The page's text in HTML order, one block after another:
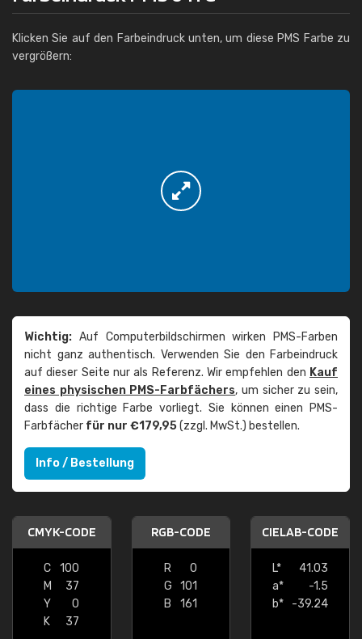
Klicken Sie auf den Farbeindruck unten, um diese PMS Farbe zu
vergrößern:
Wichtig: Auf Computerbildschirmen wirken PMS-Farben
nicht ganz authentisch. Verwenden Sie den Farbeindruck
auf dieser Seite nur als Referenz. Wir empfehlen den Kauf
eines physischen PMS-Farbfächers, um sicher zu sein,
dass die richtige Farbe vorliegt. Sie können einen PMS-
Farbfächer für nur €179,95(zzgl. MwSt.) bestellen.
Info / Bestellung
CMYK-CODE
C
100
M
37
Y
0
K
37
RGB-CODE
R
0
G
101
B
161
CIELAB-CODE
L*
41.03
a*
-1.5
b*
-39.24